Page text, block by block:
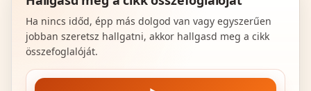
Ha nincs időd, épp más dolgod van vagy egyszerűen
jobban szeretsz hallgatni, akkor hallgasd meg a cikk
összefoglalóját.